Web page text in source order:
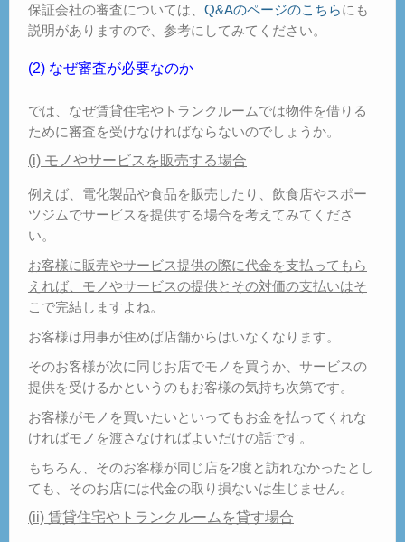
保証会社の審査については、 Q&Aのページのこちらにも
説明がありますので、参考にしてみてください。
(2) なぜ審査が必要なのか
では、なぜ賃貸住宅やトランクルームでは物件を借りる
ために審査を受けなければならないのでしょうか。
(i) モノやサービスを販売する場合
例えば、電化製品や食品を販売したり、飲食店やスポー
ツジムでサービスを提供する場合を考えてみてくださ
い。
お客様に販売やサービス提供の際に代金を支払ってもら
えれば、モノやサービスの提供とその対価の支払いはそ
こで完結しますよね。
お客様は用事が住めば店舗からはいなくなります。
そのお客様が次に同じお店でモノを買うか、サービスの
提供を受けるかというのもお客様の気持ち次第です。
お客様がモノを買いたいといってもお金を払ってくれな
ければモノを渡さなければよいだけの話です。
もちろん、そのお客様が同じ店を2度と訪れなかったとし
ても、そのお店には代金の取り損ないは生じません。
(ii) 賃貸住宅やトランクルームを貸す場合